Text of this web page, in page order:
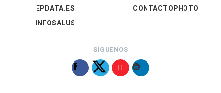
EPDATA.ES
INFOSALUS
CONTACTOPHOTO
SÍGUENOS